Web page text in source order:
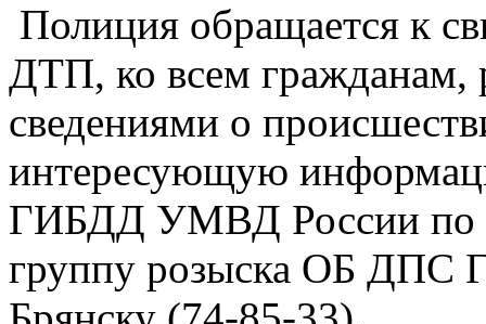
Полиция обращается к
ДТП, ко всем гражданам,
сведениями о
интересующую
ГИБДД УМВД России по
группу розыска ОБ